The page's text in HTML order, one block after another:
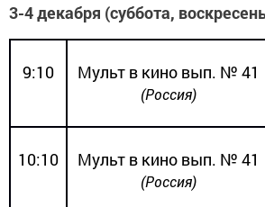
3-4 декабря (суббота,
9:10 Мульт в кино вып. № 41
(Россия)
10:10 Мульт в кино вып. № 41
(Россия)